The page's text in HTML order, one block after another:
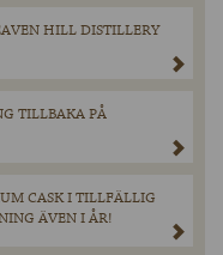
HILL DISTILLERY
TILLBAKA PÅ
CASK I TILLFÄLLIG
ÄVEN I ÅR!